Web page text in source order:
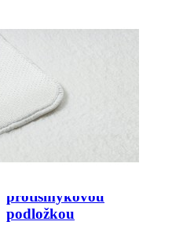
Moderné
shaggy
modrej
protišmykovou
podložkou